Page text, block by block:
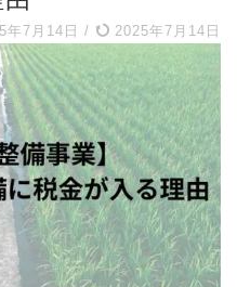
年7月14日 / 2025年7月14日